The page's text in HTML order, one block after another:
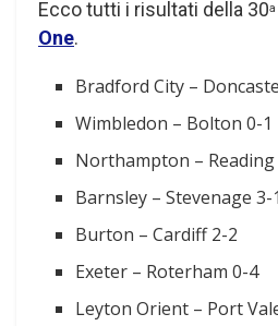
Ecco tutti i risultati della 30a
One.
Bradford City –
Wimbledon – Bolton 0-1
Northampton – Reading
Barnsley – Stevenage 3-1
Burton – Cardiff 2-2
Exeter – Roterham 0-4
Leyton Orient – Port